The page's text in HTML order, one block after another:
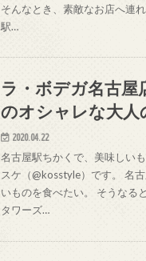
そんなとき、素敵なお店へ連
駅…
ラ・ボデガ名古屋
のオシャレな大
2020.04.22
名古屋駅ちかくで、美味しい
スケ（@kosstyle）です。 名
いものを食べたい。 そうなる
タワーズ…